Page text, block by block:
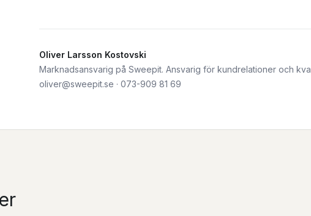
Oliver Larsson Kostovski
Marknadsansvarig på Sweepit. Ansvarig för kundrelationer och
oliver@sweepit.se · 073-909 81 69